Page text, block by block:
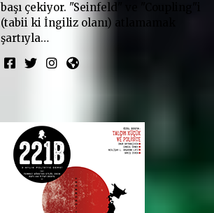
başı çekiyor. "Seinfeld" ve "Coupling"i
(tabii ki İngiliz olanı) atlamamak
şartıyla…